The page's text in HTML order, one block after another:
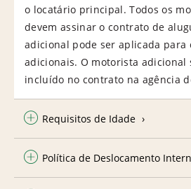
o locatário principal. Todos os
devem assinar o contrato de
adicional pode ser aplicada para
adicionais. O motorista adicional
incluído no contrato na agência
Requisitos de Idade
Política de Deslocamento